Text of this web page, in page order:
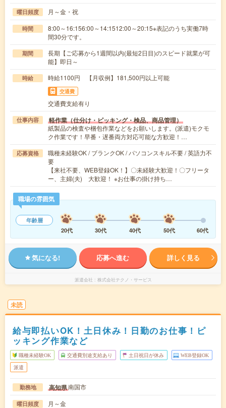
曜日頻度 月～金・祝
時間
8:00～16:156:00～14:1512:00～20:15※表記のうち実働7時
間30分です。
期間
長期【ご応募から1週間以内(最短2日目)のスピード就業が可
能】即日～
時給 時給1100円 【月収例】181,500円以上可能
交通費
交通費支給有り
仕事内容 軽作業（仕分け・ピッキング・検品、商品管理）
紙製品の検査や梱包作業などをお願いします。(派遣)モクモ
ク作業です！早番・遅番両方対応可能な方歓迎！…
応募資格
職種未経験OK / ブランクOK / パソコンスキル不要 / 英語力不
要
【来社不要、WEB登録OK！】〇未経験大歓迎！〇フリータ
ー、主婦(夫) 大歓迎！ ※お仕事の掛け持ち…
職場の雰囲気
年齢層
20代
30代 40代 50代 60代
気になる! 応募へ進む 詳しく見る
派遣会社 株式会社テクノ・サービス
未読
給与即払いOK！土日休み！日勤のお仕事！ピ
ッキング作業など
職種未経験OK 交通費別途支給あり 土日祝日が休み WEB登録OK
派遣
勤務地 高知県南国市
曜日頻度 月～金